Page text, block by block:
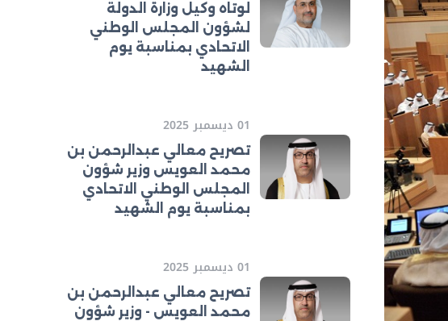
لوتاه وكيل وزارة الدولة
لشؤون المجلس الوطني
الاتحادي بمناسبة يوم
الشهيد
01 ديسمبر 2025
تصريح معالي عبدالرحمن بن
محمد العويس وزير شؤون
المجلس الوطني الاتحادي
بمناسبة يوم الشهيد
01 ديسمبر 2025
تصريح معالي عبدالرحمن بن
محمد العويس - وزير شؤون